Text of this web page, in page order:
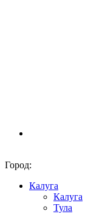
Город:
Калуга
Калуга
Тула